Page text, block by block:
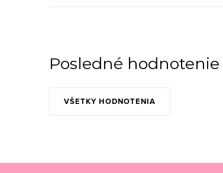
Posledné hodnotenie
VŠETKY HODNOTENIA